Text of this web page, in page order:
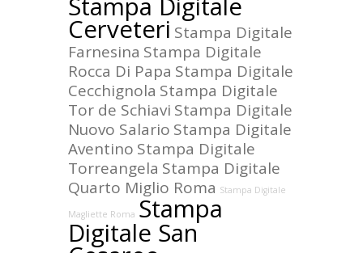
Stampa Digitale
Cerveteri Stampa Digitale
Farnesina Stampa Digitale
Rocca Di Papa Stampa Digitale
Cecchignola Stampa Digitale
Tor de Schiavi Stampa Digitale
Nuovo Salario Stampa Digitale
Aventino Stampa Digitale
Torreangela Stampa Digitale
Quarto Miglio Roma Stampa Digitale
Magliette Roma Stampa
Digitale San